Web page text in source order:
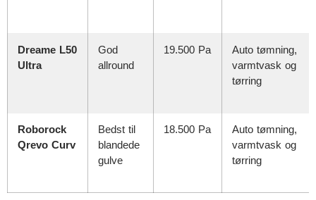
Dreame L50
Ultra
God
allround
19.500 Pa
Auto tømning,
varmtvask og
tørring
Roborock
Qrevo Curv
Bedst til
blandede
gulve
18.500 Pa
Auto tømning,
varmtvask og
tørring